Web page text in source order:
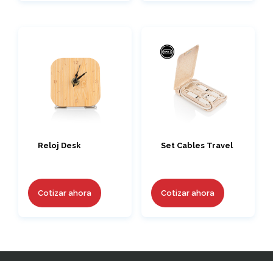
Reloj Desk
Cotizar ahora
Set Cables Travel
Cotizar ahora